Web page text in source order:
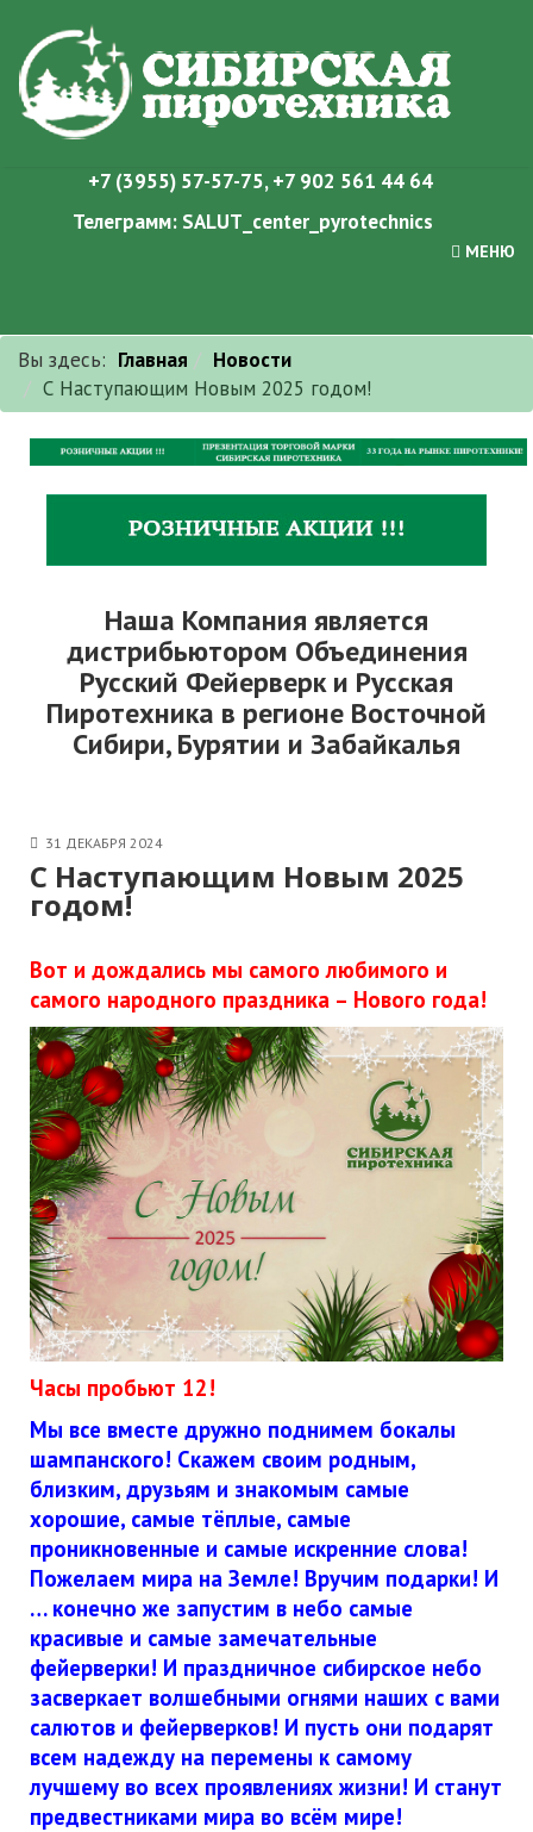
МЕНЮ
+7 (3955) 57-57-75,+7 902 561 44 64
Телеграмм: SALUT_center_pyrotechnics
Вы здесь: Главная
Новости
С Наступающим Новым 2025 годом!
Наша Компания является
дистрибьютором Объединения
Русский Фейерверк и Русская
Пиротехника в регионе Восточной
Сибири, Бурятии и Забайкалья
31 ДЕКАБРЯ 2024
С Наступающим Новым 2025
годом!
Вот и дождались мы самого любимого и
самого народного праздника – Нового года!
Часы пробьют 12!
Мы все вместе дружно поднимем бокалы
шампанского! Скажем своим родным,
близким, друзьям и знакомым самые
хорошие, самые тёплые, самые
проникновенные и самые искренние слова!
Пожелаем мира на Земле! Вручим подарки! И
… конечно же запустим в небо самые
красивые и самые замечательные
фейерверки! И праздничное сибирское небо
засверкает волшебными огнями наших с вами
салютов и фейерверков! И пусть они подарят
всем надежду на перемены к самому
лучшему во всех проявлениях жизни! И станут
предвестниками мира во всём мире!